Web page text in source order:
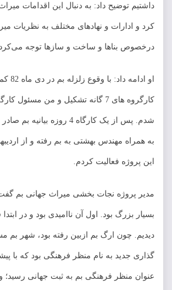
داشتیم توضیح داد: به دنبال این اقدامات
کرد و ادارات و نهادهای مختلف به نظریات
درخصوص بناها و ساخت و سازها توجه
او
کارگروه های 7 گانه تشکیل و من مسئول
شدم. پس از یک کارگاه 4 روزه
این پروژه فعالیت کردم.
مدیر پروژه نجات بخشی میراث جهانی بم
بسیار بزرگ بود. اول آن ناامیدی بود و در
دیدیم. چون ارگ بم ازبین رفته بود، شهر بم
گذاری جدید به نام منظر فرهنگی بود که با
عنوان منظر فرهنگی بم به ثبت جهانی رسید؛